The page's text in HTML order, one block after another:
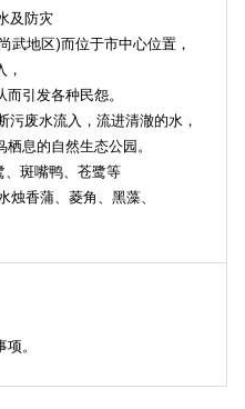
及防灾
武地区)而位于市中心位置，
，
引发各种民怨。
污废水流入，流进清澈的水，
息的自然生态公园。
、斑嘴鸭、苍鹭等
烛香蒲、菱角、黑藻、
。